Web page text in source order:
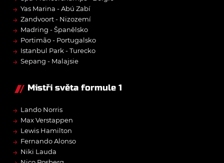
→ Yas Marina - Abú Zabí
→ Zandvoort - Nizozemí
→ Madring - Španělsko
→ Portimão - Portugalsko
→ Istanbul Park - Turecko
→ Sepang - Malajsie
Mistři světa formule 1
→ Lando Norris
→ Max Verstappen
→ Lewis Hamilton
→ Fernando Alonso
→ Niki Lauda